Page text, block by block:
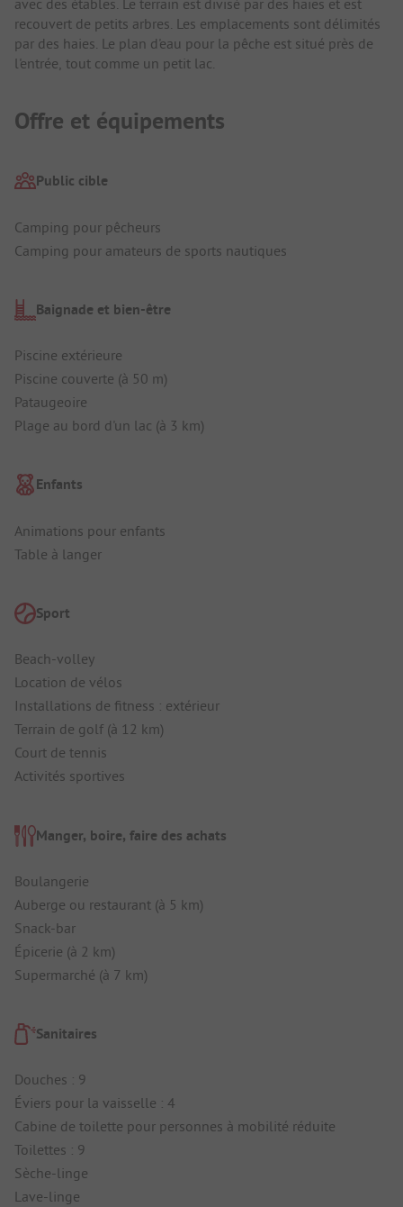
recouvert de petits arbres. Les emplacements sont délimités
par des haies. Le plan d'eau pour la pêche est situé près de
l'entrée, tout comme un petit lac.
Offre et équipements
Public cible
Camping pour pêcheurs
Camping pour amateurs de sports nautiques
Baignade et bien-être
Piscine extérieure
Piscine couverte (à 50 m)
Pataugeoire
Plage au bord d'un lac (à 3 km)
Enfants
Animations pour enfants
Table à langer
Sport
Beach-volley
Location de vélos
Installations de fitness : extérieur
Terrain de golf (à 12 km)
Court de tennis
Activités sportives
Manger, boire, faire des achats
Boulangerie
Auberge ou restaurant (à 5 km)
Snack-bar
Épicerie (à 2 km)
Supermarché (à 7 km)
Sanitaires
Douches : 9
Éviers pour la vaisselle : 4
Cabine de toilette pour personnes à mobilité réduite
Toilettes : 9
Sèche-linge
Lave-linge